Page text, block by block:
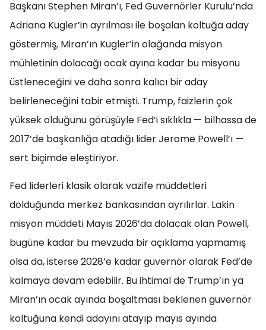
Başkanı Stephen Miran’ı, Fed Guvernörler Kurulu’nda
Adriana Kugler’in ayrılması ile boşalan koltuğa aday
göstermiş, Miran’ın Kugler’in olağanda misyon
mühletinin dolacağı ocak ayına kadar bu misyonu
üstleneceğini ve daha sonra kalıcı bir aday
belirleneceğini tabir etmişti. Trump, faizlerin çok
yüksek olduğunu görüşüyle Fed’i sıklıkla — bilhassa de
2017’de başkanlığa atadığı lider Jerome Powell’ı —
sert biçimde eleştiriyor.
Fed liderleri klasik olarak vazife müddetleri
dolduğunda merkez bankasından ayrılırlar. Lakin
misyon müddeti Mayıs 2026’da dolacak olan Powell,
bugüne kadar bu mevzuda bir açıklama yapmamış
olsa da, isterse 2028’e kadar guvernör olarak Fed’de
kalmaya devam edebilir. Bu ihtimal de Trump’ın ya
Miran’ın ocak ayında boşaltması beklenen guvernör
koltuğuna kendi adayını atayıp mayıs ayında